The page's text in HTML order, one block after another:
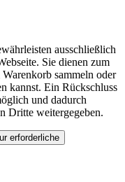
ausschließlich
Sie dienen zum
sammeln oder
kannst. Ein Rückschluss
und dadurch
Dritte weitergegeben.
erforderliche